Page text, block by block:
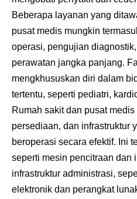
Beberapa layanan yang
pusat medis mungkin
operasi, pengujian
perawatan jangka panjang.
mengkhususkan diri dalam
tertentu, seperti pediatri,
Rumah sakit dan pusat
persediaan, dan infrastruktur
beroperasi secara efektif. Ini
seperti mesin pencitraan dan
infrastruktur administrasi,
elektronik dan perangkat